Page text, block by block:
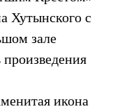
Хутынского с
зале
икона